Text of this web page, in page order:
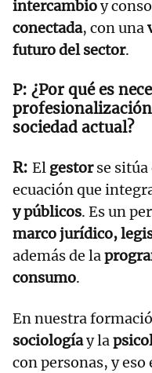
intercambioy
conectada, con una
futuro del sector.
¿Por qué es
sociedad actual?
El gestorse sitúa
ecuación que
y públicos. Es un
marco jurídico,
además de la
consumo.
En nuestra
sociologíay la
con personas, y